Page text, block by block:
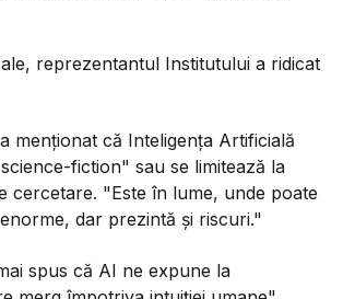
reprezentantul Institutului a ridicat
menționat că Inteligența Artificială
fiction" sau se limitează la
cercetare. "Este în lume, unde poate
dar prezintă și riscuri."
spus că AI ne expune la